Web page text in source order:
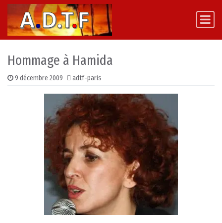
Skip to content
Main Navigation
Hommage à Hamida
9 décembre 2009 adtf-paris